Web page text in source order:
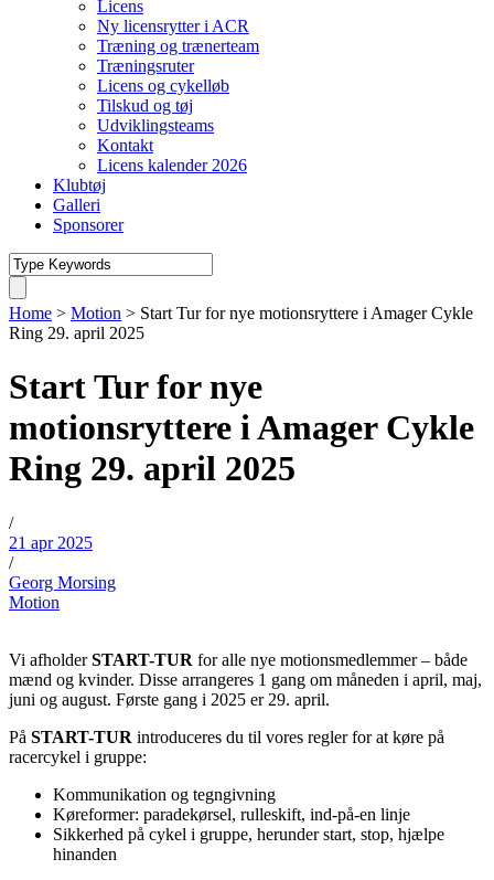
Licens
Ny licensrytter i ACR
Træning og trænerteam
Træningsruter
Licens og cykelløb
Tilskud og tøj
Udviklingsteams
Kontakt
Licens kalender 2026
Klubtøj
Galleri
Sponsorer
Home > Motion > Start Tur for nye motionsryttere i Amager Cykle
Ring 29. april 2025
Start Tur for nye
motionsryttere i Amager Cykle
Ring 29. april 2025
/
21 apr 2025
/
Georg Morsing
Motion
Vi afholderSTART-TUR for alle nye motionsmedlemmer – både
mænd og kvinder. Disse arrangeres 1 gang om måneden i april, maj,
juni og august. Første gang i 2025 er 29. april.
På START-TUR introduceres du til vores regler for at køre på
racercykel i gruppe:
Kommunikation og tegngivning
Køreformer: paradekørsel, rulleskift, ind-på-en linje
Sikkerhed på cykel i gruppe, herunder start, stop, hjælpe
hinanden